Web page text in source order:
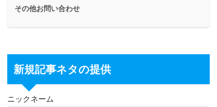
その他お問い合わせ
新規記事ネタの提供
ニックネーム